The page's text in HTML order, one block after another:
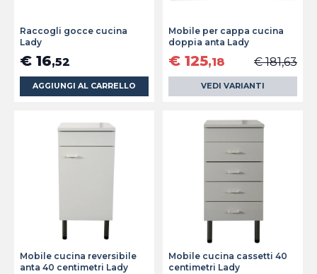
Raccogli gocce cucina
Lady
€ 16,52
AGGIUNGI AL CARRELLO
Mobile per cappa cucina
doppia anta Lady
€ 125,18 € 181,63
VEDI VARIANTI
Mobile cucina reversibile
anta 40 centimetri Lady
Mobile cucina cassetti 40
centimetri Lady